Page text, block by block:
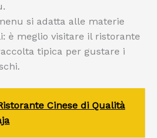
si adatta alle materie
è meglio visitare il ristorante
tipica per gustare i
Cinese di Qualità